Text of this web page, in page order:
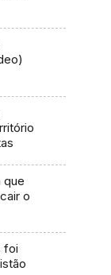
que
o
foi